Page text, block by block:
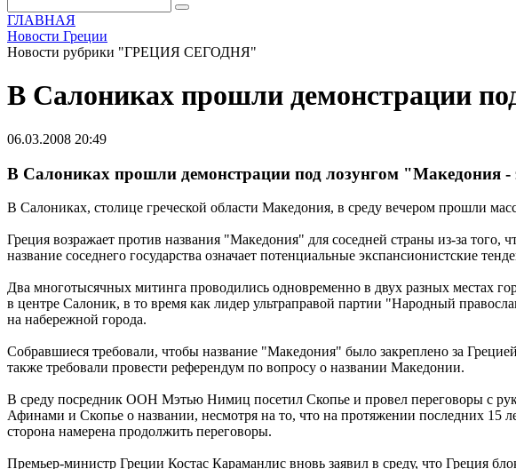
ГЛАВНАЯ
Новости Греции
Новости рубрики "ГРЕЦИЯ СЕГОДНЯ"
В Салониках прошли демонстрации
06.03.2008 20:49
В Салониках прошли демонстрации под лозунгом "Македония -
В Салониках, столице греческой области Македония, в среду вечером прошли
Греция возражает против названия "Македония" для соседней страны из-за того,
название соседнего государства означает потенциальные экспансионистские
Два многотысячных митинга проводились одновременно в двух разных местах
в центре Салоник, в то время как лидер ультраправой партии "Народный
на набережной города.
Собравшиеся требовали, чтобы название "Македония" было закреплено за
также требовали провести референдум по вопросу о названии Македонии.
В среду посредник ООН Мэтью Нимиц посетил Скопье и провел переговоры с
Афинами и Скопье о названии, несмотря на то, что на протяжении последних 15
сторона намерена продолжить переговоры.
Премьер-министр Греции Костас Караманлис вновь заявил в среду, что Греция